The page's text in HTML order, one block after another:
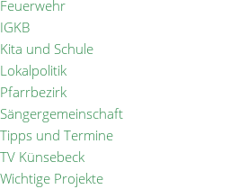
Feuerwehr
IGKB
Kita und Schule
Lokalpolitik
Pfarrbezirk
Sängergemeinschaft
Tipps und Termine
TV Künsebeck
Wichtige Projekte